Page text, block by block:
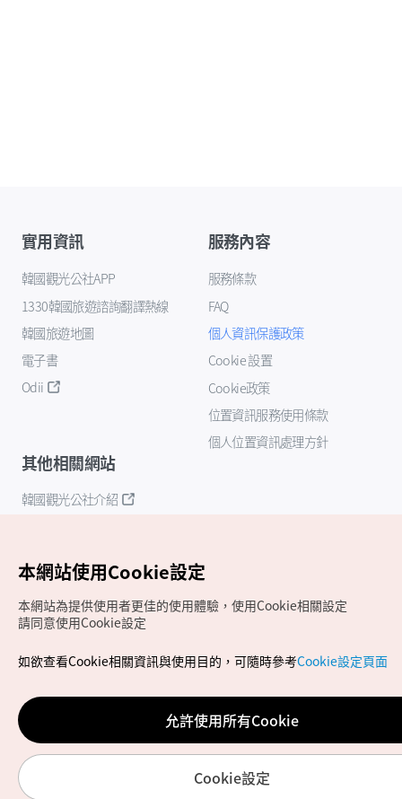
實用資訊
韓國觀光公社APP
1330韓國旅遊諮詢翻譯熱線
韓國旅遊地圖
電子書
Odii
服務內容
服務條款
FAQ
個人資訊保護政策
Cookie 設置
Cookie政策
位置資訊服務使用條款
個人位置資訊處理方針
其他相關網站
韓國觀光公社介紹
Copyrights (c) 韓國觀光公社版權所有
如有相關疑問或建議，歡迎來信至官方信箱
chinese_big5@knto.or.kr
本網站使用Cookie設定
本網站為提供使用者更佳的使用體驗，使用Cookie相關設定
請同意使用Cookie設定
如欲查看Cookie相關資訊與使用目的，可隨時參考Cookie設定頁面
允許使用所有Cookie
Cookie設定